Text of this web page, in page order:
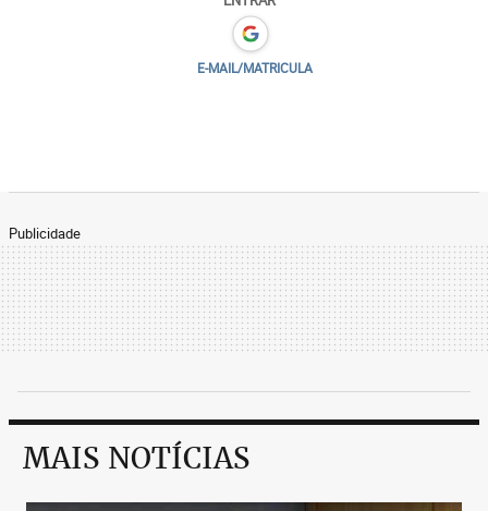
E-MAIL/MATRICULA
Publicidade
MAIS NOTÍCIAS